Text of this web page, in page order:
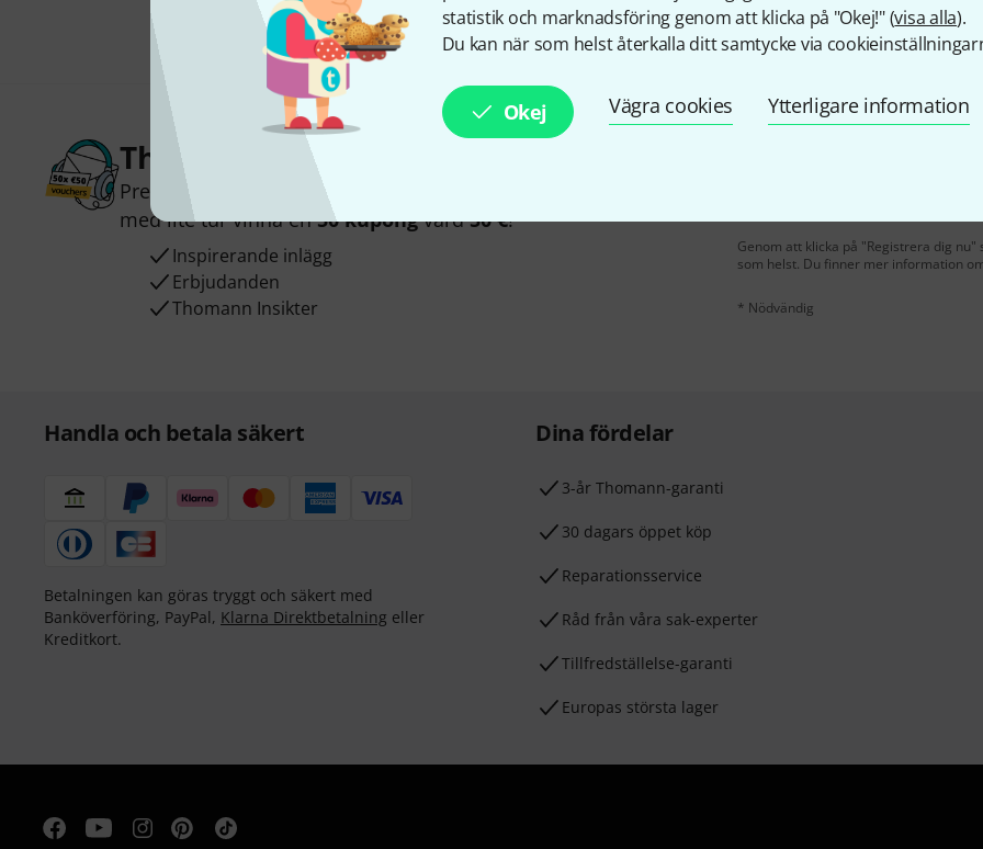
statistik och marknadsföring genom att klicka på "Okej!" (visa alla).
Du kan när som helst återkalla ditt samtycke via
Okej Vägra cookies Ytterligare information
Thomann nyhetsbrev
Prenumererar på Thomanns Nyhetsbrev på engelska och du kan
med lite tur vinna en50 kupongvärd50 €!
Inspirerande inlägg
Erbjudanden
Thomann Insikter
Genom att klicka på "Registrera dig
som helst. Du finner mer information
* Nödvändig
Handla och betala säkert
Betalningen kan göras tryggt och säkert med
Banköverföring, PayPal, Klarna Direktbetalning eller
Kreditkort.
Dina fördelar
3-år Thomann-garanti
30 dagars öppet köp
Reparationsservice
Råd från våra sak-experter
Tillfredställelse-garanti
Europas största lager